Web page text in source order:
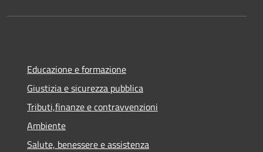
Educazione e formazione
Giustizia e sicurezza pubblica
Tributi,finanze e contravvenzioni
Ambiente
Salute, benessere e assistenza